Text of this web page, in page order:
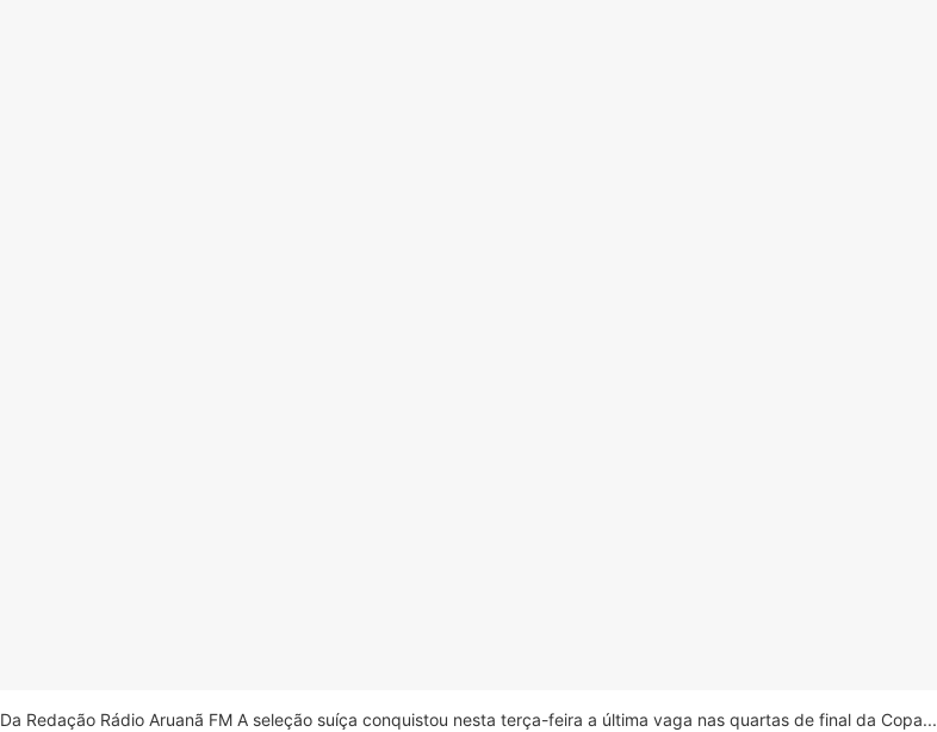
Da Redação Rádio Aruanã FM A seleção suíça conquistou nesta terça-feira a última vaga nas quartas de final da Copa...